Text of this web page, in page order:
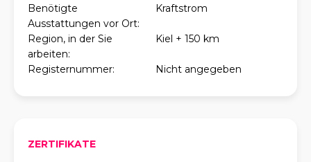
Benötigte
Ausstattungen vor Ort:
Kraftstrom
Region, in der Sie
arbeiten:
Kiel + 150 km
Registernummer: Nicht angegeben
ZERTIFIKATE